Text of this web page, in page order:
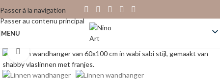
Passer à la navigation
Passer au contenu principal
MENU
Cliquez pour agrandir